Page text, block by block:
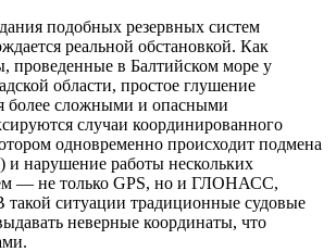
подобных резервных систем
реальной обстановкой. Как
проведенные в Балтийском море у
области, простое глушение
более сложными и опасными
случаи координированного
одновременно происходит подмена
и нарушение работы нескольких
— не только GPS, но и ГЛОНАСС,
ситуации традиционные судовые
неверные координаты, что